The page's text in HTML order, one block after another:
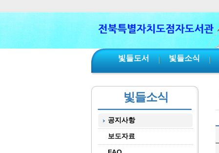
빛들도서 빛들소식
빛들소식
공지사항
보도자료